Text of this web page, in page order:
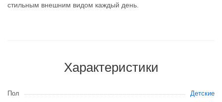
стильным внешним видом каждый день.
Характеристики
Пол
Детские